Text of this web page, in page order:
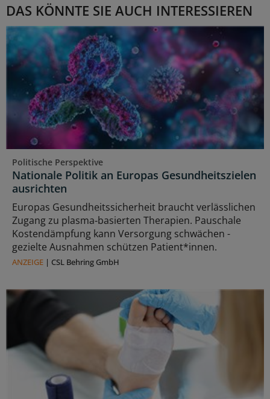
DAS KÖNNTE SIE AUCH INTERESSIEREN
Politische Perspektive
Nationale Politik an Europas Gesundheitszielen
ausrichten
Europas Gesundheitssicherheit braucht verlässlichen
Zugang zu plasma‑basierten Therapien. Pauschale
Kostendämpfung kann Versorgung schwächen -
gezielte Ausnahmen schützen Patient*innen.
ANZEIGE | CSL Behring GmbH